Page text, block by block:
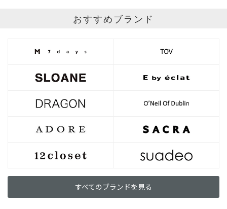
おすすめブランド
すべてのブランドを見る